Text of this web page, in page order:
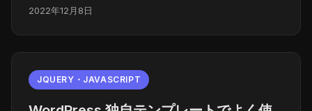
2022年12月8日
JQUERY・JAVASCRIPT